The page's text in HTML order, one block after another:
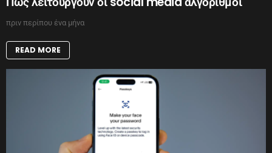
πριν περίπου ένα μήνα
READ MORE